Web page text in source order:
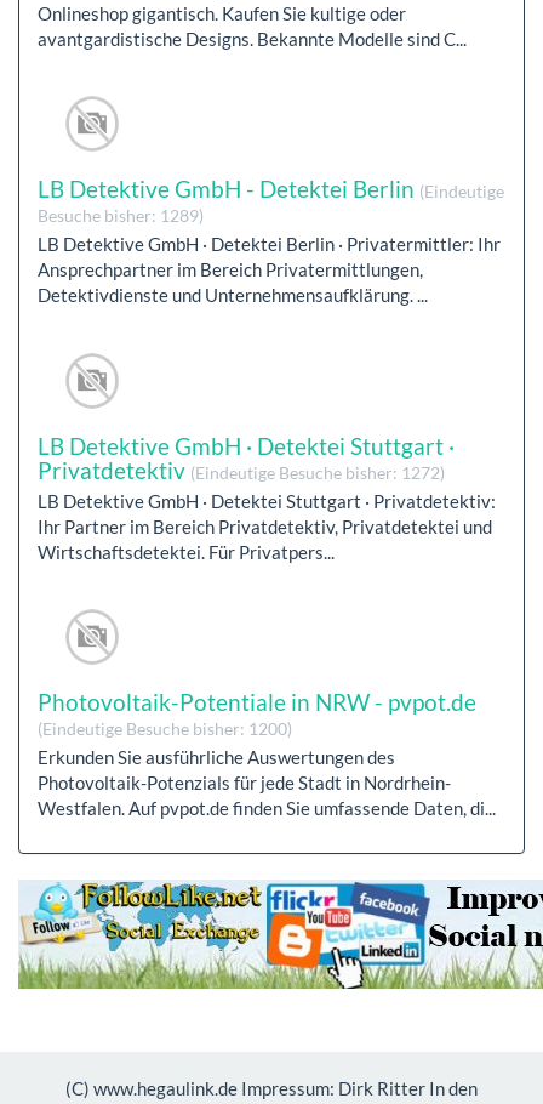
Onlineshop gigantisch. Kaufen Sie kultige oder
avantgardistische Designs. Bekannte Modelle sind C...
LB Detektive GmbH - Detektei Berlin (Eindeutige
Besuche bisher: 1289)
LB Detektive GmbH · Detektei Berlin · Privatermittler: Ihr
Ansprechpartner im Bereich Privatermittlungen,
Detektivdienste und Unternehmensaufklärung. ...
LB Detektive GmbH · Detektei Stuttgart ·
Privatdetektiv (Eindeutige Besuche bisher: 1272)
LB Detektive GmbH · Detektei Stuttgart · Privatdetektiv:
Ihr Partner im Bereich Privatdetektiv, Privatdetektei und
Wirtschaftsdetektei. Für Privatpers...
Photovoltaik-Potentiale in NRW - pvpot.de
(Eindeutige Besuche bisher: 1200)
Erkunden Sie ausführliche Auswertungen des
Photovoltaik-Potenzials für jede Stadt in Nordrhein-
Westfalen. Auf pvpot.de finden Sie umfassende Daten, di...
(C) www.hegaulink.de Impressum: Dirk Ritter In den